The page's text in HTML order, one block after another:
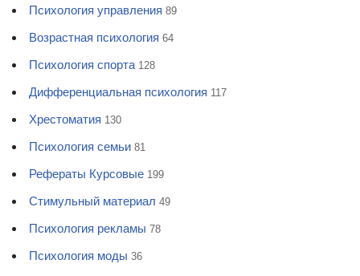
Психология управления 89
Возрастная психология 64
Психология спорта 128
Дифференциальная психология 117
Хрестоматия 130
Психология семьи 81
Рефераты Курсовые 199
Стимульный материал 49
Психология рекламы 78
Психология моды 36